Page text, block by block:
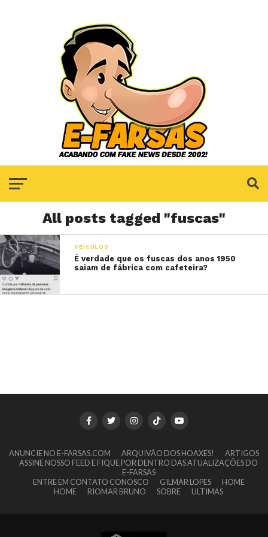
All posts tagged "fuscas"
VEÍCULOS
É verdade que os fuscas dos anos 1950
saiam de fábrica com cafeteira?
ANUNCIE NO E-FARSAS.COM ARQUIVÃO DOS HOAXES!
ARTIGOS
ASSINE NOSSO FEED E FIQUE POR DENTRO DAS ATUALIZAÇÕES DO
E-FARSAS
ENTRE EM CONTATO CONOSCO
GILMAR LOPES
HOME
HOME
RIOMAR BRUNO SOBRE ULTIMAS